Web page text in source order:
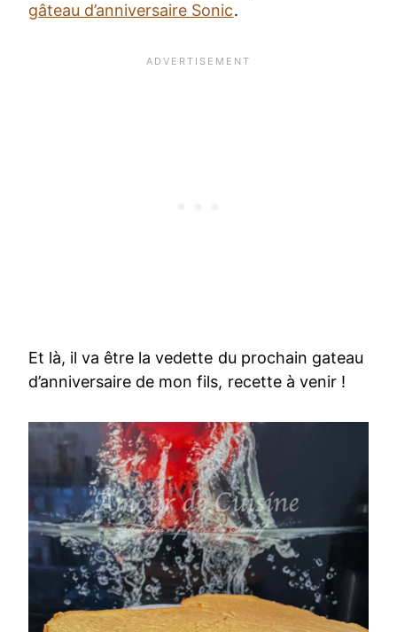
gâteau d’anniversaire Sonic.
Et là, il va être la vedette du prochain gateau
d’anniversaire de mon fils, recette à venir !